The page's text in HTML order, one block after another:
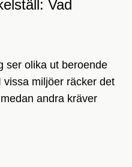
Vad
ser olika ut beroende
miljöer räcker det
andra kräver